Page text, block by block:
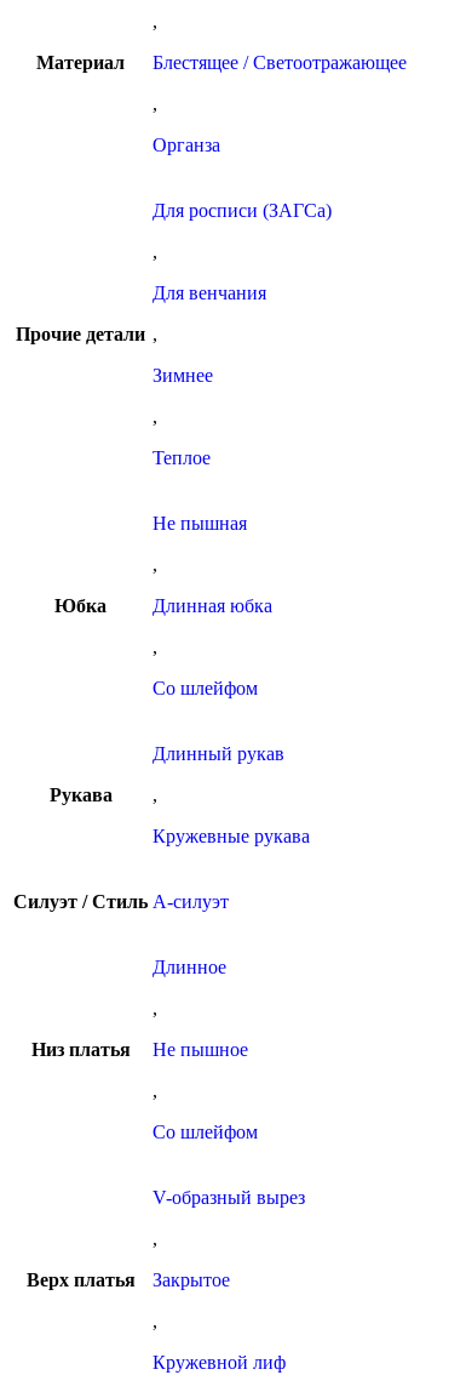
Материал
,
Блестящее / Светоотражающее
,
Органза
Прочие детали
Для росписи (ЗАГСа)
,
Для венчания
,
Зимнее
,
Теплое
Юбка
Не пышная
,
Длинная юбка
,
Со шлейфом
Рукава
Длинный рукав
,
Кружевные рукава
Силуэт / Стиль А-силуэт
Низ платья
Длинное
,
Не пышное
,
Со шлейфом
Верх платья
V-образный вырез
,
Закрытое
,
Кружевной лиф